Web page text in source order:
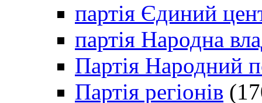
партія Єдиний
партія Народна
Партія Народний
Партія регіонів